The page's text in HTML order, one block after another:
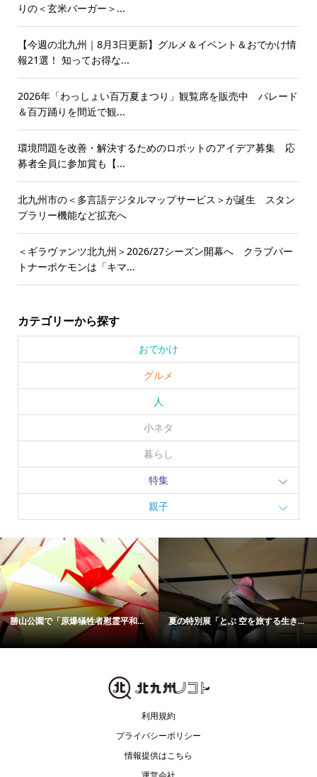
りの＜玄米バーガー＞...
【今週の北九州｜8月3日更新】グルメ＆イベント＆おでかけ情
報21選！ 知ってお得な...
2026年「わっしょい百万夏まつり」観覧席を販売中 パレード
＆百万踊りを間近で観...
環境問題を改善・解決するためのロボットのアイデア募集 応
募者全員に参加賞も【...
北九州市の＜多言語デジタルマップサービス＞が誕生 スタン
プラリー機能など拡充へ
＜ギラヴァンツ北九州＞2026/27シーズン開幕へ クラブパー
トナーポケモンは「キマ...
カテゴリーから探す
おでかけ
グルメ
人
小ネタ
暮らし
特集
親子
勝山公園で「原爆犠牲者慰霊平和... 夏の特別展「とぶ 空を旅する生き...
利用規約
プライバシーポリシー
情報提供はこちら